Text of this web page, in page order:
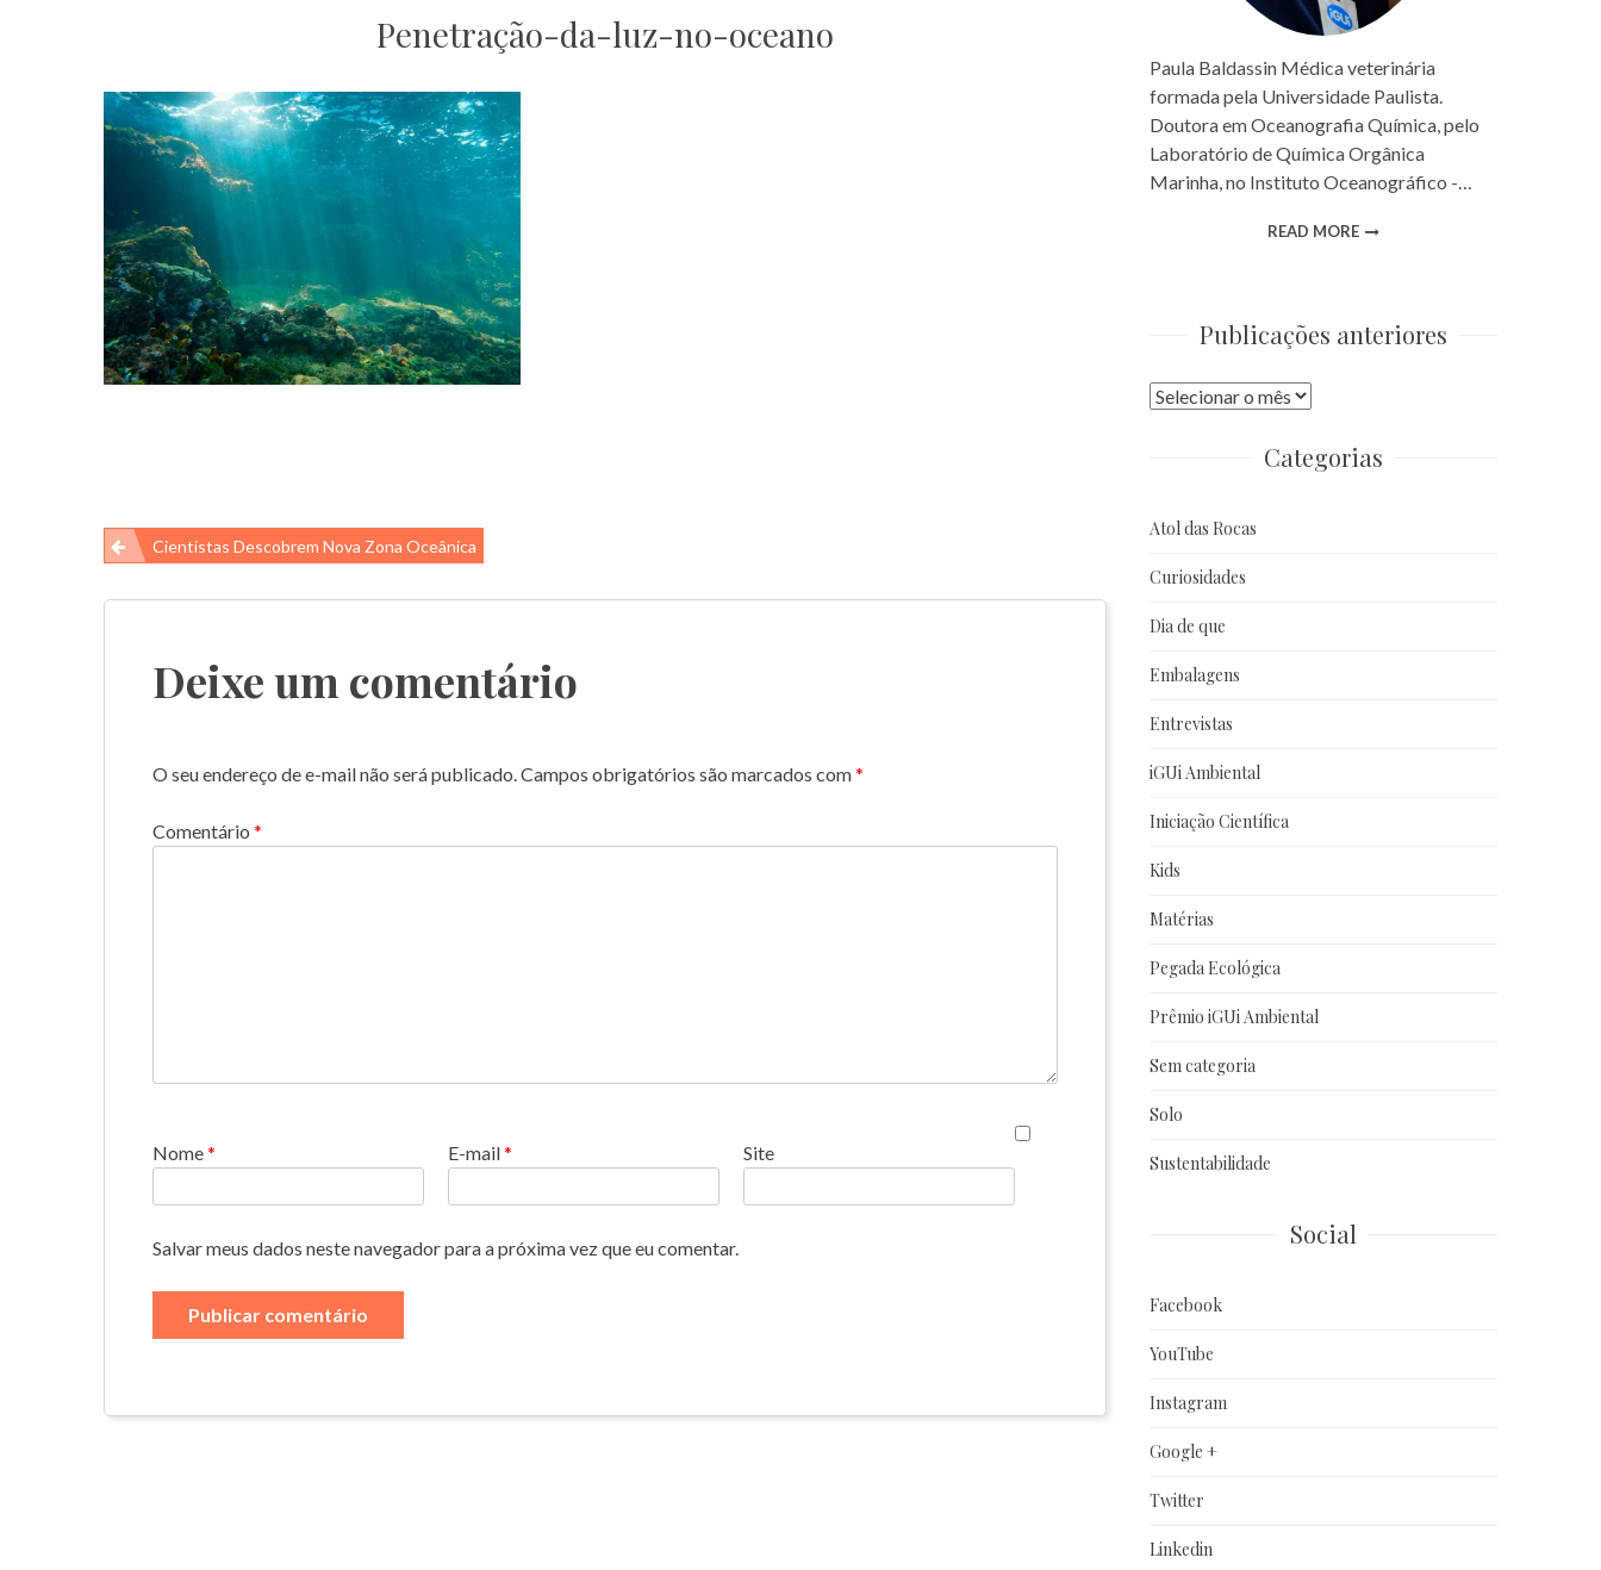
Penetração-da-luz-no-oceano
Navegação
de
Cientistas Descobrem Nova Zona Oceânica
Deixe um comentário
O seu endereço de e-mail não será publicado. Campos obrigatórios são marcados com*
Comentário *
Nome* E-mail* Site
Salvar meus dados neste navegador para a próxima vez que eu comentar.
Paula Baldassin Médica veterinária
formada pela Universidade Paulista.
Doutora em Oceanografia Química, pelo
Laboratório de Química Orgânica
Marinha, no Instituto Oceanográfico -…
READ MORE
Publicações anteriores
Publicações
Categorias
Atol das Rocas
Curiosidades
Dia de que
Embalagens
Entrevistas
iGUi Ambiental
Iniciação Científica
Kids
Matérias
Pegada Ecológica
Prêmio iGUi Ambiental
Sem categoria
Solo
Sustentabilidade
Social
Facebook
YouTube
Instagram
Google +
Twitter
Linkedin